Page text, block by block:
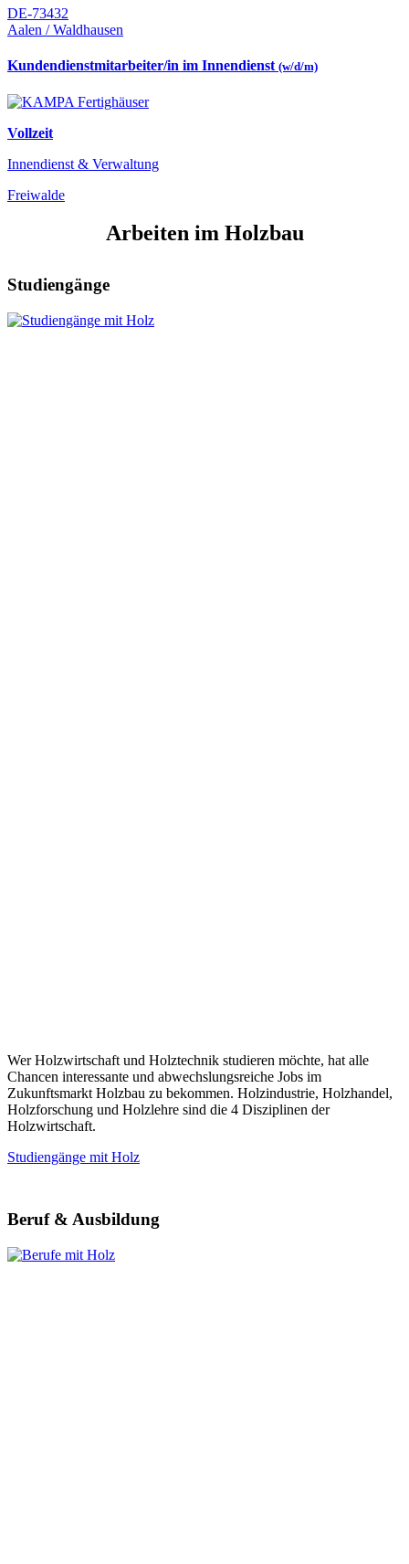
DE-73432
Aalen / Waldhausen
Kundendienstmitarbeiter/in im Innendienst (w/d/m)
Vollzeit
Innendienst & Verwaltung
Freiwalde
Arbeiten im Holzbau
Studiengänge
Wer Holzwirtschaft und Holztechnik studieren möchte, hat alle
Chancen interessante und abwechslungsreiche Jobs im
Zukunftsmarkt Holzbau zu bekommen. Holzindustrie, Holzhandel,
Holzforschung und Holzlehre sind die 4 Disziplinen der
Holzwirtschaft.
Studiengänge mit Holz
Beruf & Ausbildung